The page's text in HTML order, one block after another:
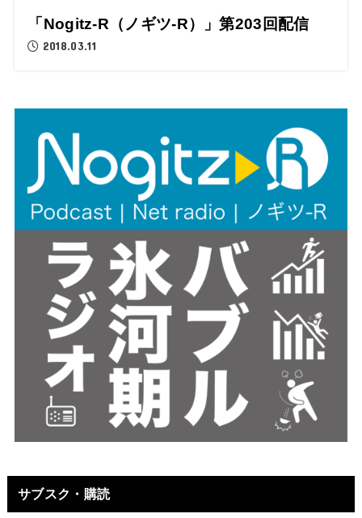
「Nogitz-R（ノギツ-R）」第203回配信
2018.03.11
サブスク・購読